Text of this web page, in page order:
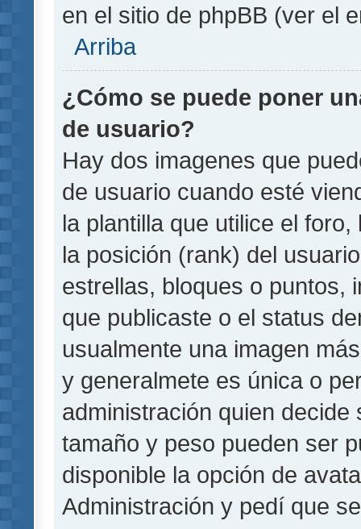
en el sitio de phpBB (ver el
Arriba
¿Cómo se puede poner
de usuario?
Hay dos imagenes que
de usuario cuando esté
la plantilla que utilice el
la posición (rank) del
estrellas, bloques o puntos,
que publicaste o el status
usualmente una imagen
y generalmete es única o
administración quien
tamaño y peso pueden ser
disponible la opción de
Administración y pedí que